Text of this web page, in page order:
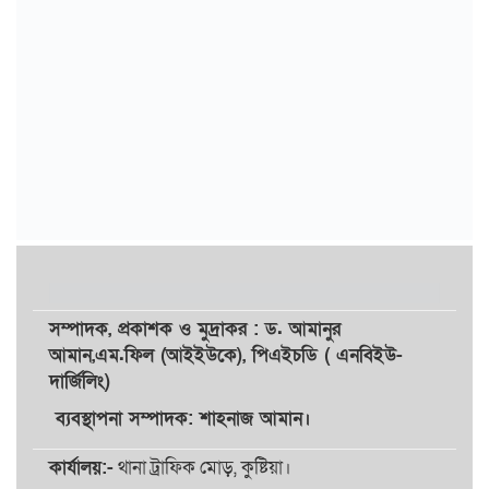
সম্পাদক, প্রকাশকওমুদ্রাকর: ড. আমানুর
আমান,এম.ফিল (আইইউকে), পিএইচডি ( এনবিইউ-
দার্জিলিং)
ব্যবস্থাপনা সম্পাদক: শাহনাজ আমান।
কার্যালয়:-থানা ট্রাফিক মোড়, কুষ্টিয়া।